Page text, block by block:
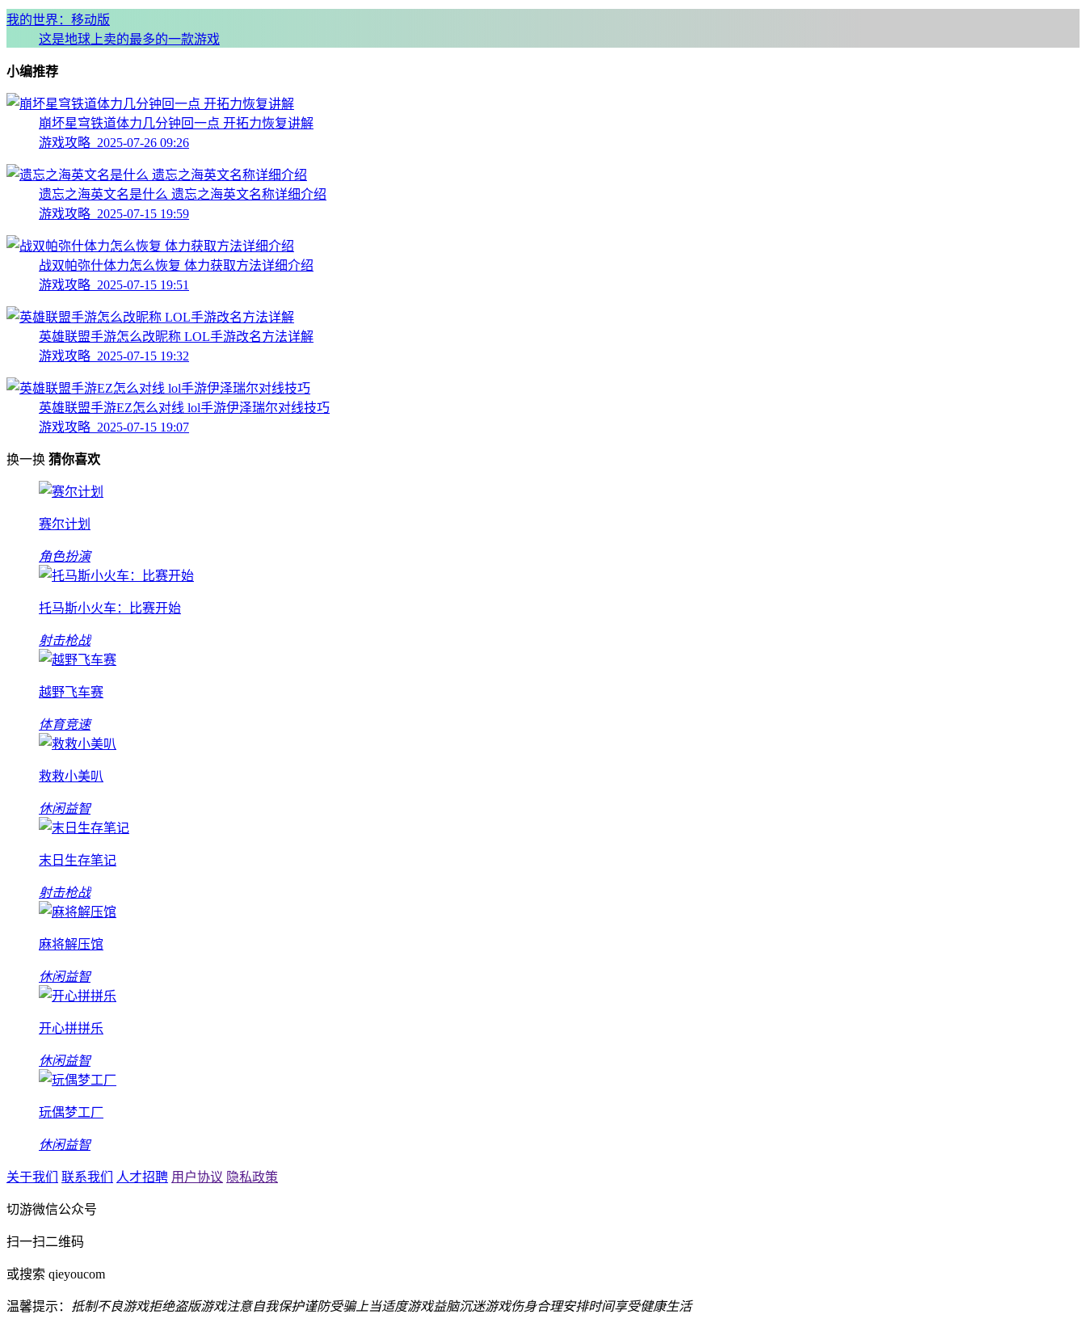
我的世界：移动版
这是地球上卖的最多的一款游戏
小编推荐
崩坏星穹铁道体力几分钟回一点 开拓力恢复讲解
游戏攻略 2025-07-26 09:26
遗忘之海英文名是什么 遗忘之海英文名称详细介绍
游戏攻略 2025-07-15 19:59
战双帕弥什体力怎么恢复 体力获取方法详细介绍
游戏攻略 2025-07-15 19:51
英雄联盟手游怎么改昵称 LOL手游改名方法详解
游戏攻略 2025-07-15 19:32
英雄联盟手游EZ怎么对线 lol手游伊泽瑞尔对线技巧
游戏攻略 2025-07-15 19:07
换一换 猜你喜欢
赛尔计划
角色扮演
托马斯小火车：比赛开始
射击枪战
越野飞车赛
体育竞速
救救小美叭
休闲益智
末日生存笔记
射击枪战
麻将解压馆
休闲益智
开心拼拼乐
休闲益智
玩偶梦工厂
休闲益智
关于我们 联系我们 人才招聘 用户协议 隐私政策
切游微信公众号
扫一扫二维码
或搜索 qieyoucom
温馨提示： 抵制不良游戏拒绝盗版游戏注意自我保护谨防受骗上当适度游戏益脑沉迷游戏伤身合理安排时间享受健康生活